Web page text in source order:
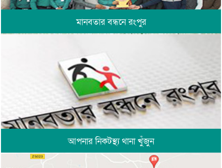
মানবতার বন্ধনে রংপুর
আপনার নিকটস্থ্য থানা খুঁজুন